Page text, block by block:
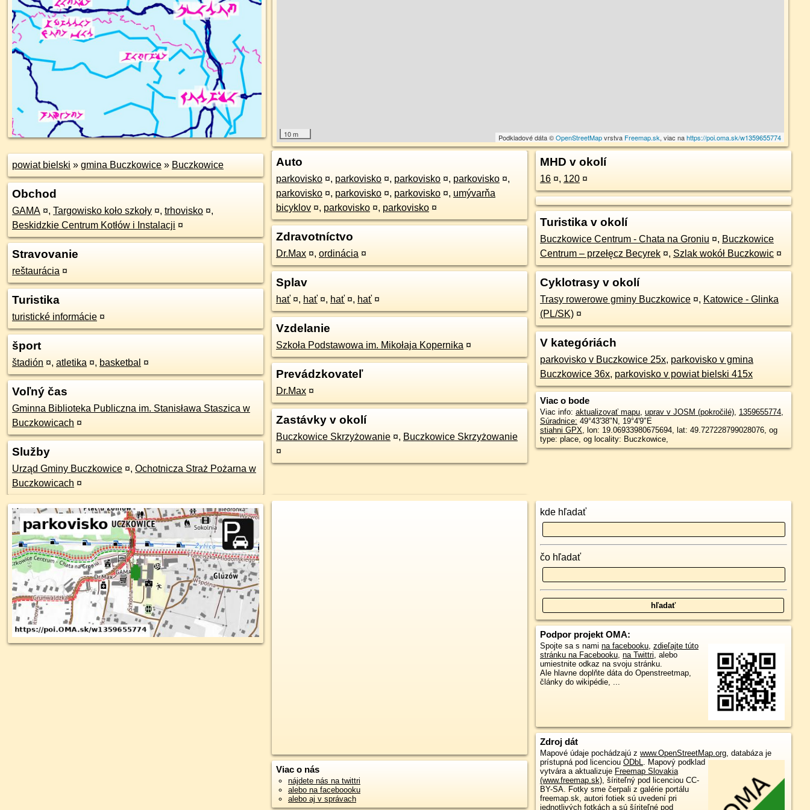
10 m Podkladové dáta ©OpenStreetMapvrstva Freemap.sk, viac nahttps://poi.oma.sk/w1359655774
powiat bielski » gmina Buczkowice » Buczkowice
Obchod
GAMA ¤, Targowisko koło szkoły ¤, trhovisko ¤,
Beskidzkie Centrum Kotłów i Instalacji ¤
Stravovanie
reštaurácia ¤
Turistika
turistické informácie ¤
šport
štadión ¤, atletika ¤, basketbal ¤
Voľný čas
Gminna Biblioteka Publiczna im. Stanisława Staszica w
Buczkowicach ¤
Služby
Urząd Gminy Buczkowice ¤, Ochotnicza Straż Pożarna w
Buczkowicach ¤
Auto
parkovisko ¤, parkovisko ¤, parkovisko ¤, parkovisko ¤,
parkovisko ¤, parkovisko ¤, parkovisko ¤, umývarňa
bicyklov ¤, parkovisko ¤, parkovisko ¤
Zdravotníctvo
Dr.Max ¤, ordinácia ¤
Splav
hať ¤, hať ¤, hať ¤, hať ¤
Vzdelanie
Szkoła Podstawowa im. Mikołaja Kopernika ¤
Prevádzkovateľ
Dr.Max ¤
Zastávky v okolí
Buczkowice Skrzyżowanie ¤, Buczkowice Skrzyżowanie
¤
MHD v okolí
16 ¤, 120 ¤
Turistika v okolí
Buczkowice Centrum - Chata na Groniu ¤, Buczkowice
Centrum – przełęcz Becyrek ¤, Szlak wokół Buczkowic ¤
Cyklotrasy v okolí
Trasy rowerowe gminy Buczkowice ¤, Katowice - Glinka
(PL/SK) ¤
V kategóriách
parkovisko v Buczkowice 25x, parkovisko v gmina
Buczkowice 36x, parkovisko v powiat bielski 415x
Viac o bode
Viac info: aktualizovať mapu, uprav v JOSM (pokročilé), 1359655774,
Súradnice: 49°43'38"N, 19°4'9"E
stiahni GPX, lon: 19.06933980675694, lat: 49.727228799028076, og
type: place, og locality: Buczkowice,
Viac o nás
nájdete nás na twittri
alebo na faceboooku
alebo aj v správach
kde hľadať
čo hľadať
Podpor projekt OMA:
Spojte sa s nami na facebooku, zdieľajte túto
stránku na Facebooku, na Twittri, alebo
umiestnite odkaz na svoju stránku.
Ale hlavne doplňte dáta do Openstreetmap,
články do wikipédie, ...
Zdroj dát
Mapové údaje pochádzajú z www.OpenStreetMap.org, databáza je
prístupná pod licenciou ODbL. Mapový podklad
vytvára a aktualizuje Freemap Slovakia
(www.freemap.sk), šíriteľný pod licenciou CC-
BY-SA. Fotky sme čerpali z galérie portálu
freemap.sk, autori fotiek sú uvedení pri
jednotlivých fotkách a sú šíriteľné pod